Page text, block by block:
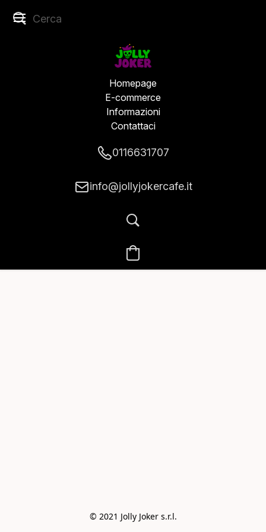
Homepage
E-commerce
Informazioni
Contattaci
0116631707
info@jollyjokercafe.it
© 2021 Jolly Joker s.r.l.